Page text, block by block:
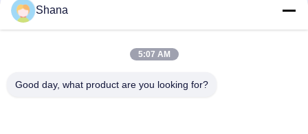
Miroir intelligent tactile DIY sur pied, système d'exploitation
Android ou Win
Écran publicitaire LCD miroir intelligent de fitness et d'exercice
Shana
5:07 AM
Good day, what product are you looking for?